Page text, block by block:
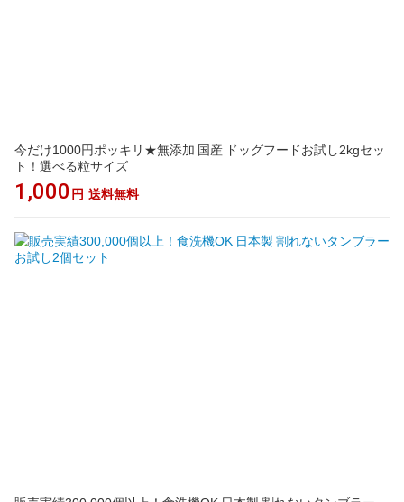
今だけ1000円ポッキリ★無添加 国産 ドッグフードお試し2kgセッ
ト！選べる粒サイズ
1,000 円 送料無料